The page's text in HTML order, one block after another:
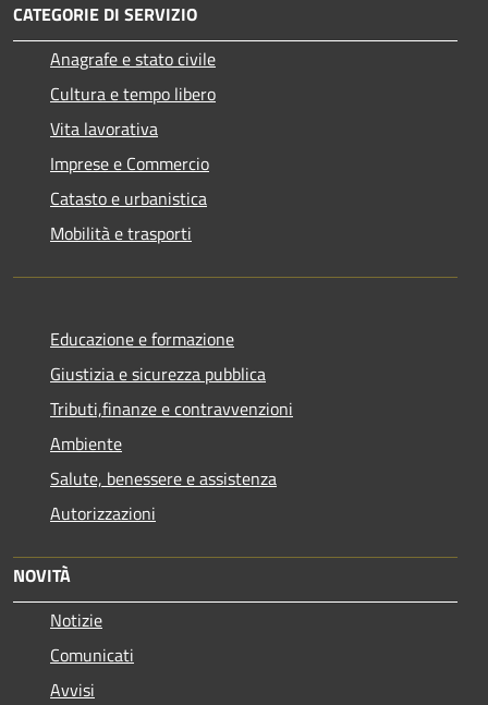
CATEGORIE DI SERVIZIO
Anagrafe e stato civile
Cultura e tempo libero
Vita lavorativa
Imprese e Commercio
Catasto e urbanistica
Mobilità e trasporti
Educazione e formazione
Giustizia e sicurezza pubblica
Tributi,finanze e contravvenzioni
Ambiente
Salute, benessere e assistenza
Autorizzazioni
NOVITÀ
Notizie
Comunicati
Avvisi